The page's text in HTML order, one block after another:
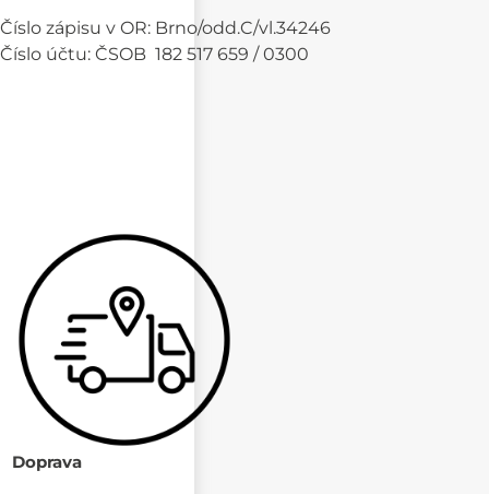
Číslo zápisu v OR: Brno/odd.C/vl.34246
Číslo účtu: ČSOB 182 517 659 / 0300
Doprava